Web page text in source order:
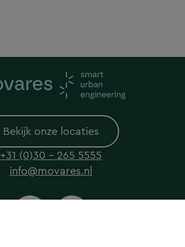
Bekijk onze locaties
+31 (0)30 - 265 5555
info@movares.nl